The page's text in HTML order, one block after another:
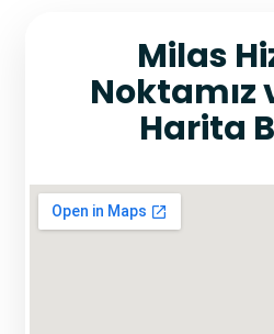
Milas
Noktamız
Harita